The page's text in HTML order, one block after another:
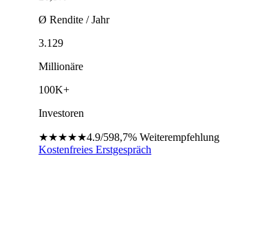
Ø Rendite / Jahr
3.129
Millionäre
100K+
Investoren
★★★★★4.9/598,7% Weiterempfehlung
Kostenfreies Erstgespräch